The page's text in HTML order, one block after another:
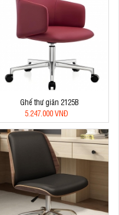
Ghế thư giãn 2125B
5.247.000 VNĐ